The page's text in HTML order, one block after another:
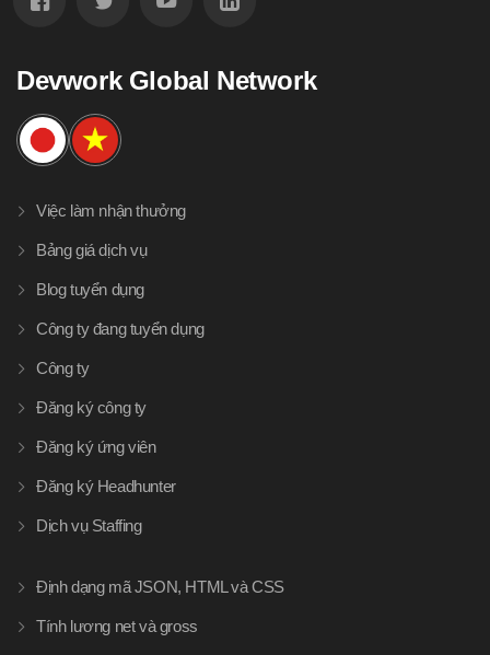
Devwork Global Network
Việc làm nhận thưởng
Bảng giá dịch vụ
Blog tuyển dụng
Công ty đang tuyển dụng
Công ty
Đăng ký công ty
Đăng ký ứng viên
Đăng ký Headhunter
Dịch vụ Staffing
Định dạng mã JSON, HTML và CSS
Tính lương net và gross